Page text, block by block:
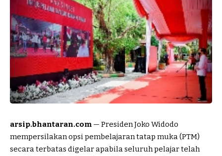
arsip.bhantaran.com — Presiden Joko Widodo
mempersilakan opsi pembelajaran tatap muka (PTM)
secara terbatas digelar apabila seluruh pelajar telah